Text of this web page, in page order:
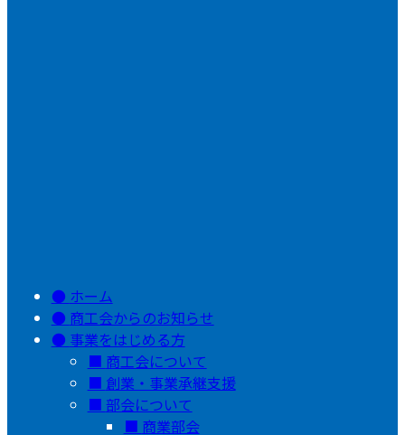
ホーム
商工会からのお知らせ
事業をはじめる方
商工会について
創業・事業承継支援
部会について
商業部会